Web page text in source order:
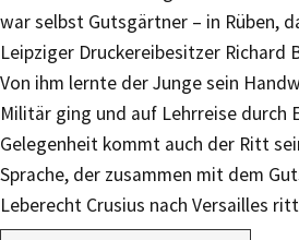
war selbst Gutsgärtner – in Rüben,
Leipziger Druckereibesitzer
Von ihm lernte der Junge sein
Militär ging und auf Lehrreise durch
Gelegenheit kommt auch der Ritt
Sprache, der zusammen mit dem
Leberecht Crusius nach Versailles